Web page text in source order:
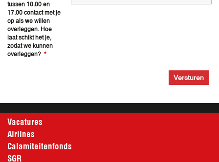
tussen 10.00 en
17.00 contact met je
op als we willen
overleggen. Hoe
laat schikt het je,
zodat we kunnen
overleggen? *
Vacatures
Airlines
Calamiteitenfonds
SGR